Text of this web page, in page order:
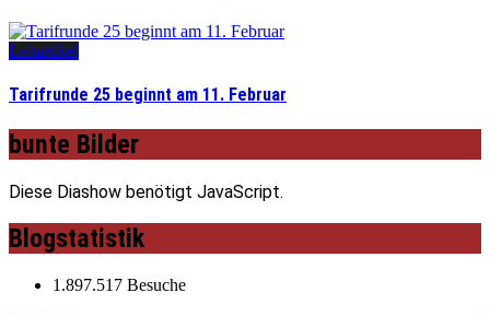
Leitartikel
Tarifrunde 25 beginnt am 11. Februar
bunte Bilder
Diese Diashow benötigt JavaScript.
Blogstatistik
1.897.517 Besuche